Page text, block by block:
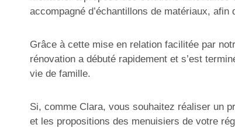
accompagné d’échantillons de matériaux, afin
Grâce à cette mise en relation facilitée par
rénovation a débuté rapidement et s’est
vie de famille.
Si, comme Clara, vous souhaitez réaliser un
et les propositions des menuisiers de votre